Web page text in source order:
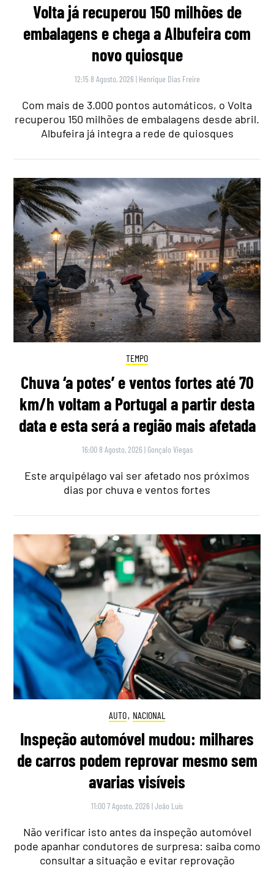
Volta já recuperou 150 milhões de
embalagens e chega a Albufeira com
novo quiosque
12:15 8 Agosto, 2026 | Henrique Dias Freire
Com mais de 3.000 pontos automáticos, o Volta
recuperou 150 milhões de embalagens desde abril.
Albufeira já integra a rede de quiosques
TEMPO
Chuva ‘a potes’ e ventos fortes até 70
km/h voltam a Portugal a partir desta
data e esta será a região mais afetada
16:00 8 Agosto, 2026 | Gonçalo Viegas
Este arquipélago vai ser afetado nos próximos
dias por chuva e ventos fortes
AUTO, NACIONAL
Inspeção automóvel mudou: milhares
de carros podem reprovar mesmo sem
avarias visíveis
11:00 7 Agosto, 2026 |João Luís
Não verificar isto antes da inspeção automóvel
pode apanhar condutores de surpresa: saiba como
consultar a situação e evitar reprovação